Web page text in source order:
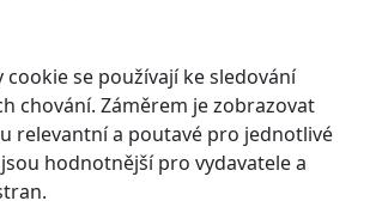
se používají ke sledování
chování. Záměrem je zobrazovat
relevantní a poutavé pro jednotlivé
hodnotnější pro vydavatele a